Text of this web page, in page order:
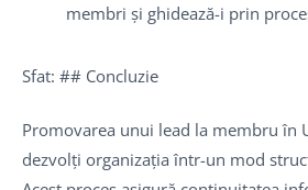
membri și ghidează-i prin
Sfat: ## Concluzie
Promovarea unui lead la membru în
dezvolți organizația într-un mod